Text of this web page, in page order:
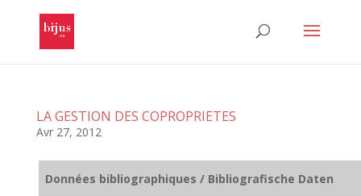
LA GESTION DES COPROPRIETES
Avr 27, 2012
Données bibliographiques / Bibliografische Daten